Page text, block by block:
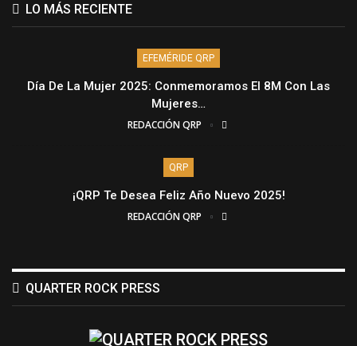
LO MÁS RECIENTE
EFEMÉRIDE QRP
Día De La Mujer 2025: Conmemoramos El 8M Con Las
Mujeres…
REDACCIÓN QRP
QRP
¡QRP Te Desea Feliz Año Nuevo 2025!
REDACCIÓN QRP
QUARTER ROCK PRESS